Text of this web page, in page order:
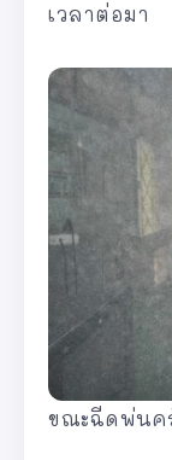
เวลาต่อมา
ขณะฉีดพ่นค